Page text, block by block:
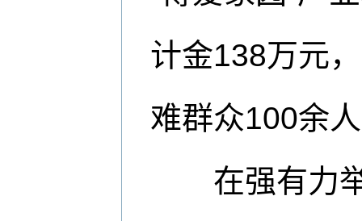
计金138万元
难群众100余
在强有力举